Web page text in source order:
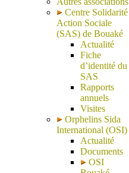
Centre Solidarité
Action Sociale
(SAS) de Bouaké
Actualité
Fiche
d’identité du
SAS
Rapports
annuels
Visites
Orphelins Sida
International (OSI)
Actualité
Documents
OSI